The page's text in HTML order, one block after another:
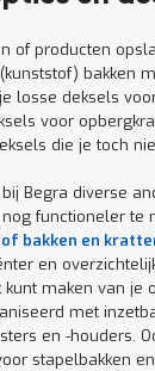
of producten
bakken
losse deksels
voor
die je toch
Begra diverse
functioneler te
bakken en
en
maken van je
met
en -houders.
stapelbakken